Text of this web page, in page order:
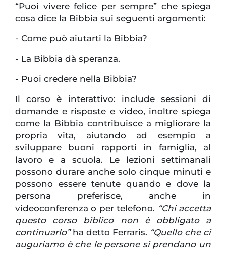
“Puoi vivere felice per sempre” che spiega
cosa dice la Bibbia sui seguenti argomenti:
- Come può aiutarti la Bibbia?
- La Bibbia dà speranza.
- Puoi credere nella Bibbia?
Il corso è interattivo: include sessioni di
domande e risposte e video, inoltre spiega
come la Bibbia contribuisce a migliorare la
propria vita, aiutando ad esempio a
sviluppare buoni rapporti in famiglia, al
lavoro e a scuola. Le lezioni settimanali
possono durare anche solo cinque minuti e
possono essere tenute quando e dove la
persona preferisce, anche in
videoconferenza o per telefono. “Chi accetta
questo corso biblico non è obbligato a
continuarlo”ha detto Ferraris. “Quello che ci
auguriamo è che le persone si prendano un